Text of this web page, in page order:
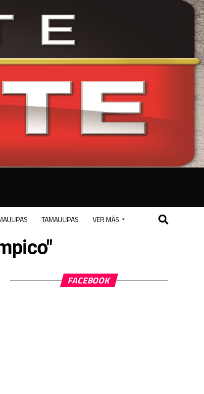
TAMAULIPAS VER MÁS
FACEBOOK